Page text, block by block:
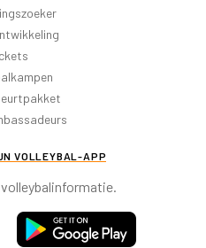
VOLLEYBAL-APP